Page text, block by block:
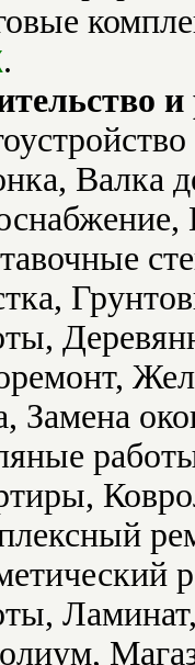
.
Валка
Замена